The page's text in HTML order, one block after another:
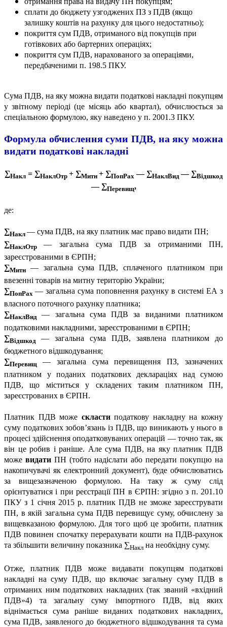
сплати до бюджету узгоджених ПЗ з ПДВ (якщо
залишку коштів на рахунку для цього недостатньо);
покриття сум ПДВ, отриманого від покупців при
готівкових або бартерних операціях;
покриття сум ПДВ, нарахованого за операціями,
передбаченими п. 198.5 ПКУ.
Сума ПДВ, на яку можна видати податкові накладні покупцям
у звітному періоді (це місяць або квартал), обчислюється за
спеціальною формулою, яку наведено у п. 2001.3 ПКУ.
Формула обчислення суми ПДВ, на яку можна
видати податкові накладні
∑Накл= ∑НаклОтр + ∑Митн + ∑ПопРах — ∑НаклВид— ∑Відшкод
— ∑Перевищ,
де:
∑Накл — сума ПДВ, на яку платник має право видати ПН;
∑НаклОтр
— загальна сума ПДВ за отриманими ПН,
зареєстрованими в ЄРПН;
∑Митн — загальна сума ПДВ, сплаченого платником при
ввезенні товарів на митну територію України;
∑ПопРах — загальна сума поповнення рахунку в системі ЕА з
власного поточного рахунку платника;
∑НаклВид
— загальна сума ПДВ за виданими платником
податковими накладними, зареєстрованими в ЄРПН;
∑Відшкод
— загальна сума ПДВ, заявлена платником до
бюджетного відшкодування;
∑Перевищ
— загальна сума перевищення ПЗ, зазначених
платником у поданих податкових деклараціях над сумою
ПДВ, що міститься у складених таким платником ПН,
зареєстрованих в ЄРПН.
Платник ПДВ може скластиподаткову накладну на кожну
суму податкових зобов’язань із ПДВ, що виникають у нього в
процесі здійснення оподатковуваних операцій — точно так, як
він це робив і раніше. Але сума ПДВ, на яку платник ПДВ
може видати ПН (тобто надіслати або передати покупцю на
накопичувачі як електронний документ), буде обчислюватись
за вищезазначеною формулою. На таку ж суму слід
орієнтуватися і при реєстрації ПН в ЄРПН: згідно з п. 201.10
ПКУ з 1 січня 2015 р. платник ПДВ не зможе зареєструвати
ПН, в якій загальна сума ПДВ перевищує суму, обчислену за
вищевказаною формулою. Для того щоб це зробити, платник
ПДВ повинен спочатку перерахувати кошти на ПДВ-рахунок
та збільшити величину показника ∑Накл на необхідну суму.
Отже, платник ПДВ може видавати покупцям податкові
накладні на суму ПДВ, що включає загальну суму ПДВ в
отриманих ним податкових накладних (так званий «вхідний
ПДВ»4) та загальну суму імпортного ПДВ, від яких
віднімається сума раніше виданих податкових накладних,
сума ПДВ, заявленого до бюджетного відшкодування та сума